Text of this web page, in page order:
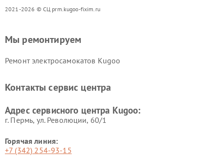
2021-2026 © СЦ prm.kugoo-fixim.ru
Мы ремонтируем
Ремонт электросамокатов Kugoo
Контакты сервис центра
Адрес сервисного центра Kugoo:
г. Пермь, ул. ​Революции, 60/1
Горячая линия:
+7 (342) 254-93-15